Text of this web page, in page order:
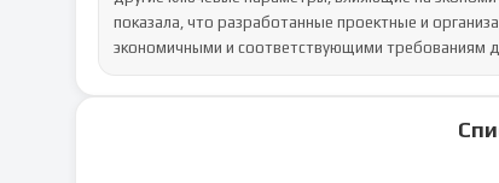
показала, что разработанные проектные и
экономичными и соответствующими требованиям